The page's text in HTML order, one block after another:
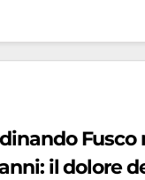
Fusco
il dolore